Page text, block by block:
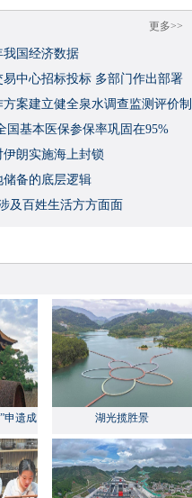
更多>>
国经济数据
中心招标投标 多部门作出部署
案建立健全泉水调查监测评价制
国基本医保参保率巩固在95%
朗实施海上封锁
备的底层逻辑
及百姓生活方方面面
申遗成
湖光揽胜景